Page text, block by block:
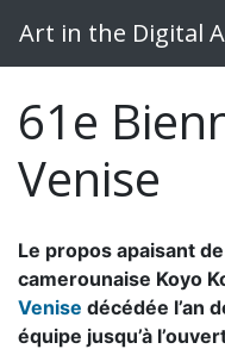
Art in the Digital
61e
Venise
Le propos apaisant
camerounaise Koyo
Venise décédée l’an
équipe jusqu’à